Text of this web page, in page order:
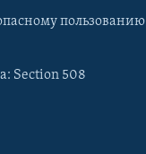
пользованию
Section 508